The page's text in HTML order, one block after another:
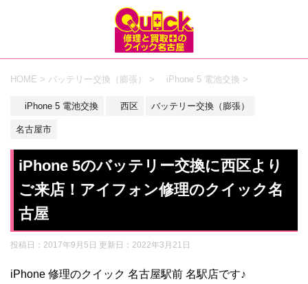
HOME > バッテリー交換（膨張） > iPhone 5 電池交換 >
iPhone 5 電池交換 西区 バッテリー交換（膨張）
名古屋市
iPhone 5のバッテリー交換に西区より
ご来店！アイフォン修理のクイック名
古屋
投稿日：2017年9月5日 更新日： 2022年3月21日
iPhone 修理のクイック 名古屋駅前 名駅店です♪